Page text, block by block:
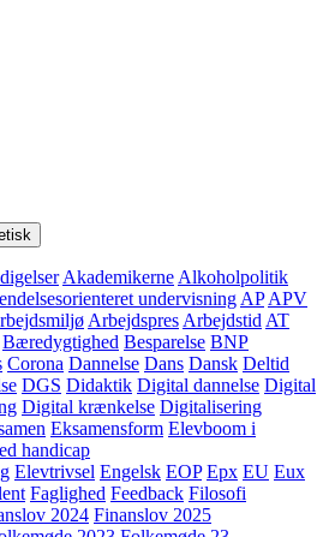
Akademikerne Alkoholpolitik
undervisning AP APV
Arbejdspres Arbejdstid AT
Bæredygtighed Besparelse BNP
Corona Dannelse Dans Dansk Deltid
DGS Didaktik Digital dannelse Digital
Digital krænkelse Digitalisering
Eksamensform Elevboom i
handicap
Elevtrivsel Engelsk EOP Epx EU Eux
Faglighed Feedback Filosofi
2024 Finanslov 2025